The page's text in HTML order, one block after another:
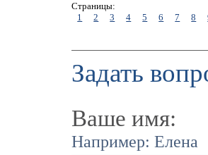
Страницы:
1
2 3 4 5 6 7 8
Задать
Ваше имя:
Например: Елена